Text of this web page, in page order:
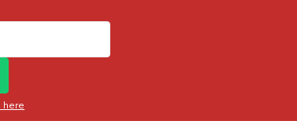
here